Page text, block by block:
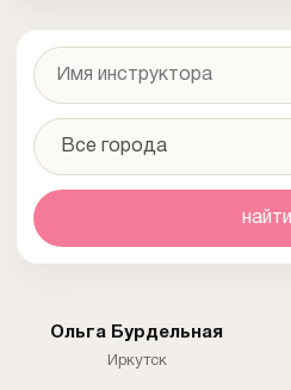
найти
Ольга Бурдельная
Иркутск